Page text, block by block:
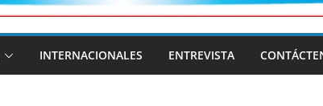
INTERNACIONALES ENTREVISTA